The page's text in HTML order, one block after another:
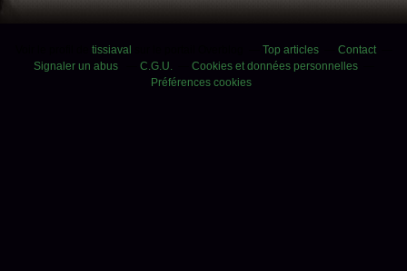
tissiaval Top articles
Contact
Signaler un abus
C.G.U.
Cookies et données personnelles
Préférences cookies